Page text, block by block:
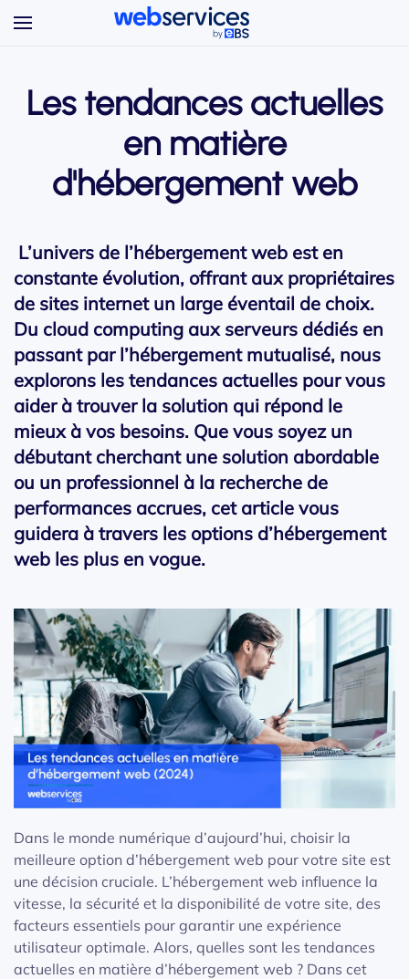
Les tendances actuelles
en matière
d'hébergement web
L’univers de l’hébergement web est en
constante évolution, offrant aux propriétaires
de sites internet un large éventail de choix.
Du cloud computing aux serveurs dédiés en
passant par l’hébergement mutualisé, nous
explorons les tendances actuelles pour vous
aider à trouver la solution qui répond le
mieux à vos besoins. Que vous soyez un
débutant cherchant une solution abordable
ou un professionnel à la recherche de
performances accrues, cet article vous
guidera à travers les options d’hébergement
web les plus en vogue.
Dans le monde numérique d’aujourd’hui, choisir la
meilleure option d’hébergement web pour votre site est
une décision cruciale. L’hébergement web influence la
vitesse, la sécurité et la disponibilité de votre site, des
facteurs essentiels pour garantir une expérience
utilisateur optimale. Alors, quelles sont les tendances
actuelles en matière d’hébergement web ? Dans cet